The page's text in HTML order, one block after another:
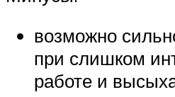
возможно
при слишком
работе и